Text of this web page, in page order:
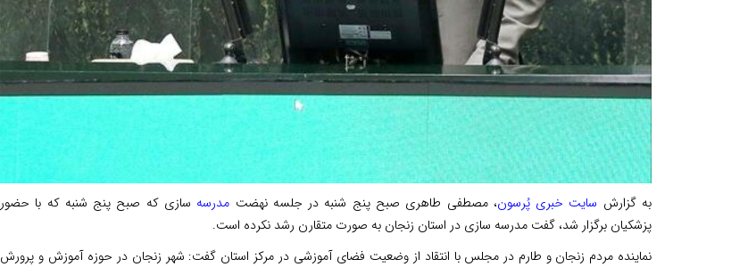
به گزارش سایت خبری پُرسون، مصطفی طاهری صبح پنج شنبه در جلسه نهضت مدرسه سازی که صبح پنج شنبه که با حضور
پزشکیان برگزار شد، گفت مدرسه سازی در استان زنجان به صورت متقارن رشد نکرده است.
نماینده مردم زنجان و طارم در مجلس با انتقاد از وضعیت فضای آموزشی در مرکز استان گفت: شهر زنجان در حوزه آموزش و پرورش